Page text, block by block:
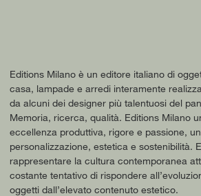
Editions Milano è un editore italiano di
casa, lampade e arredi interamente
da alcuni dei designer più talentuosi del
Memoria, ricerca, qualità. Editions Milano
eccellenza produttiva, rigore e passione,
personalizzazione, estetica e sostenibilità.
rappresentare la cultura contemporanea
costante tentativo di rispondere
oggetti dall’elevato contenuto estetico.